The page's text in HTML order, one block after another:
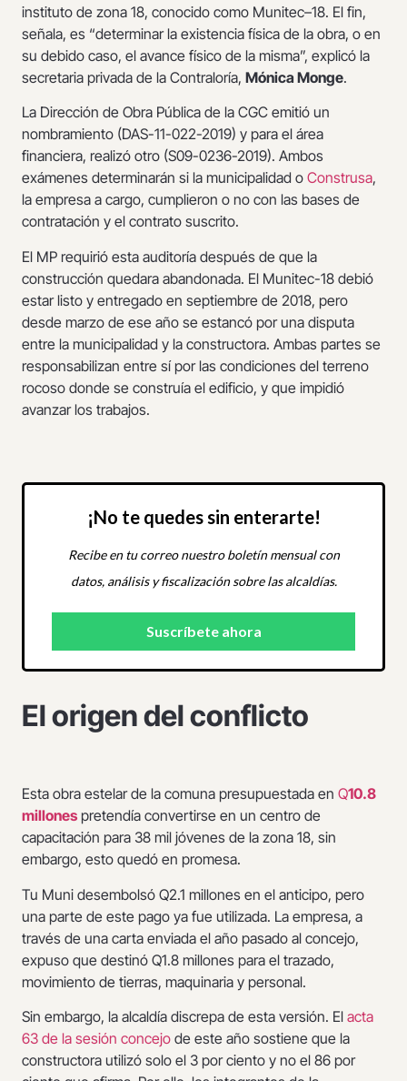
instituto de zona 18, conocido como Munitec–18. El fin,
señala, es “determinar la existencia física de la obra, o en
su debido caso, el avance físico de la misma”, explicó la
secretaria privada de la Contraloría, Mónica Monge.
La Dirección de Obra Pública de la CGC emitió un
nombramiento (DAS-11-022-2019) y para el área
financiera, realizó otro (S09-0236-2019). Ambos
exámenes determinarán si la municipalidad o Construsa,
la empresa a cargo, cumplieron o no con las bases de
contratación y el contrato suscrito.
El MP requirió esta auditoría después de que la
construcción quedara abandonada. El Munitec-18 debió
estar listo y entregado en septiembre de 2018, pero
desde marzo de ese año se estancó por una disputa
entre la municipalidad y la constructora. Ambas partes se
responsabilizan entre sí por las condiciones del terreno
rocoso donde se construía el edificio, y que impidió
avanzar los trabajos.
¡No te quedes sin enterarte!
Recibe en tu correo nuestro boletín mensual con
datos, análisis y fiscalización sobre las alcaldías.
El origen del conflicto
Esta obra estelar de la comuna presupuestada en Q10.8
millones pretendía convertirse en un centro de
capacitación para 38 mil jóvenes de la zona 18, sin
embargo, esto quedó en promesa.
Tu Muni desembolsó Q2.1 millones en el anticipo, pero
una parte de este pago ya fue utilizada. La empresa, a
través de una carta enviada el año pasado al concejo,
expuso que destinó Q1.8 millones para el trazado,
movimiento de tierras, maquinaria y personal.
Sin embargo, la alcaldía discrepa de esta versión. El acta
63 de la sesión concejo de este año sostiene que la
constructora utilizó solo el 3 por ciento y no el 86 por